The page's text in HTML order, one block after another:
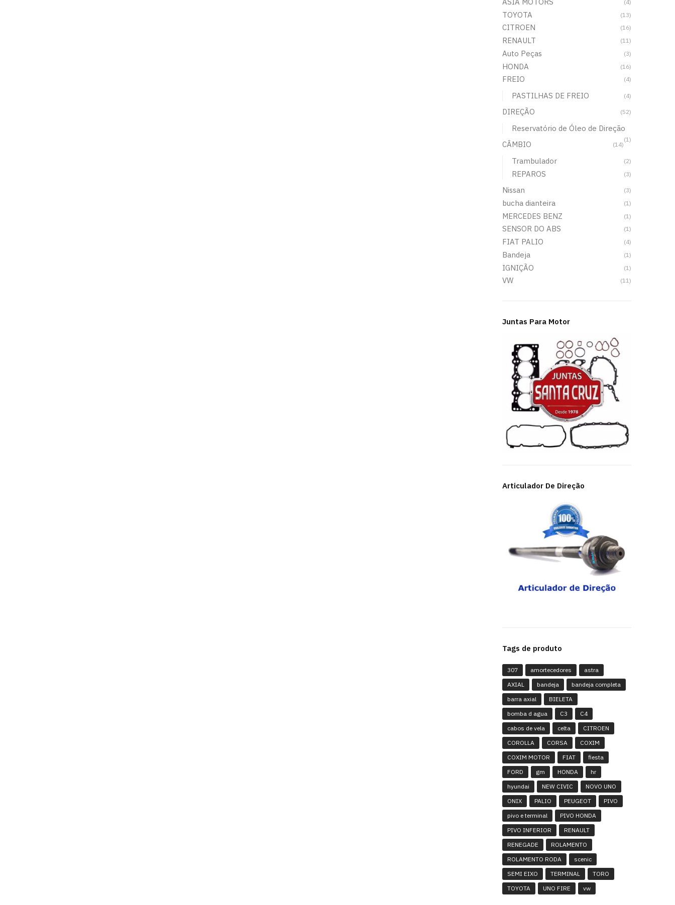
(4)
TOYOTA (13)
CITROEN (16)
RENAULT (11)
Auto Peças (3)
HONDA (16)
FREIO (4)
PASTILHAS DE FREIO (4)
DIREÇÃO (52)
Reservatório de Óleo de Direção
(1)
CÂMBIO (14)
Trambulador (2)
REPAROS (3)
Nissan (3)
bucha dianteira (1)
MERCEDES BENZ (1)
SENSOR DO ABS (1)
FIAT PALIO (4)
Bandeja (1)
IGNIÇÃO (1)
VW (11)
Juntas Para Motor
Articulador De Direção
Tags de produto
307 amortecedores
astra
AXIAL
bandeja
bandeja completa
barra axial
BIELETA
bomba d agua
C3
C4
cabos de vela
celta
CITROEN
COROLLA
CORSA
COXIM
COXIM MOTOR
FIAT
fiesta
FORD
gm HONDA
hr
hyundai
NEW CIVIC
NOVO UNO
ONIX
PALIO PEUGEOT
PIVO
pivo e terminal
PIVO HONDA
PIVO INFERIOR
RENAULT
RENEGADE
ROLAMENTO
ROLAMENTO RODA
scenic
SEMI EIXO
TERMINAL
TORO
TOYOTA
UNO FIRE vw